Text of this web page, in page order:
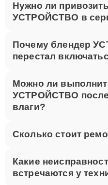
Нужно ли
УСТРОЙСТВО в
Почему блендер
перестал
Можно ли
УСТРОЙСТВО после
влаги?
Сколько стоит
Какие
встречаются у